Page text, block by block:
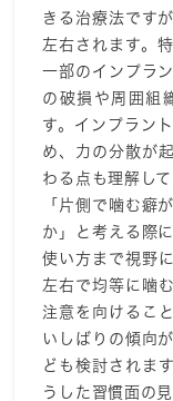
きる治療法です
左右されます。
一部のインプラ
の破損や周囲組
す。インプラン
め、力の分散が
わる点も理解し
「片側で噛む癖
か」と考える際
使い方まで視野
左右で均等に噛
注意を向けるこ
いしばりの傾向
ども検討されま
うした習慣面の